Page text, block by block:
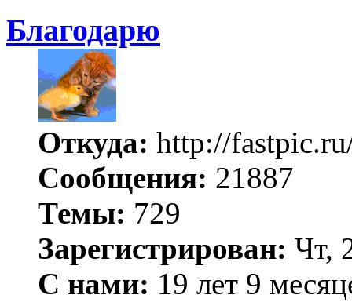
Благодарю
Откуда: http://
Сообщения: 21887
Темы: 729
Зарегистрирован: Чт,
С нами: 19 лет 9